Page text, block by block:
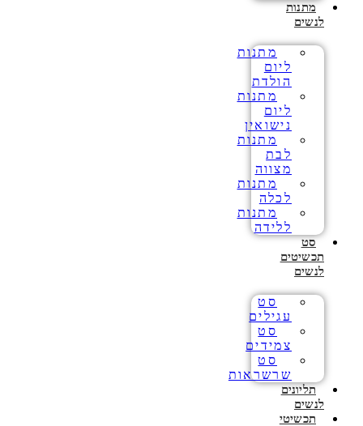
מתנות
לנשים
מתנות
ליום
הולדת
מתנות
ליום
נישואין
מתנות
לבת
מצווה
מתנות
לכלה
מתנות
ללידה
סט
תכשיטים
לנשים
סט
עגילים
סט
צמידים
סט
שרשראות
תליונים
לנשים
תכשיטי